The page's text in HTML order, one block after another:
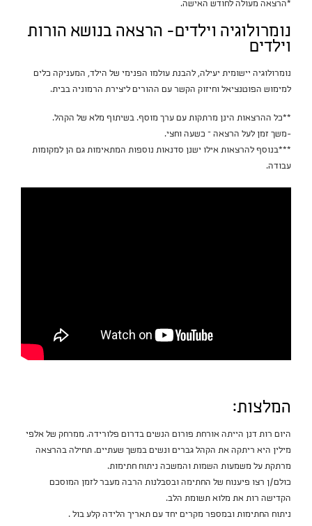
*הרצאה מעולה לחודש האישה.
נומרולוגיה וילדים- הרצאה בנושא הורות
וילדים
נומרולוגיה יישומית יעילה, להבנת עולמו הפנימי של הילד, המעניקה כלים
למימוש הפוטנציאל וחיזוק הקשר עם ההורים ליצירת הרמוניה בבית.
**כל ההרצאות הינן מרתקות עם ערך מוסף. בשיתוף מלא של הקהל.
-משך זמן לעל הרצאה – כשעה וחצי.
***בנוסף להרצאות אילו ישנן סדנאות נוספות המתאימות גם הן למקומות
עבודה.
המלצות:
היום רות דנן הייתה אורחת פורום הנשים בדרום פלורידה. ממרחק של אלפי
מילין היא ריתקה את הקהל גברים ונשים במשך שעתיים. תחילה בהרצאה
מרתקת על משמעות השמות והמשכה ניתוח חתימות.
כולם/ן רצו פיענוח של החתימה ובסבלנות הרבה מעבר לזמן המוסכם
הקדישה רות את מלוא תשומת הלב.
ניתוח החתימות ובמספר מקרים יחד עם תאריך הלידה קלע בול .